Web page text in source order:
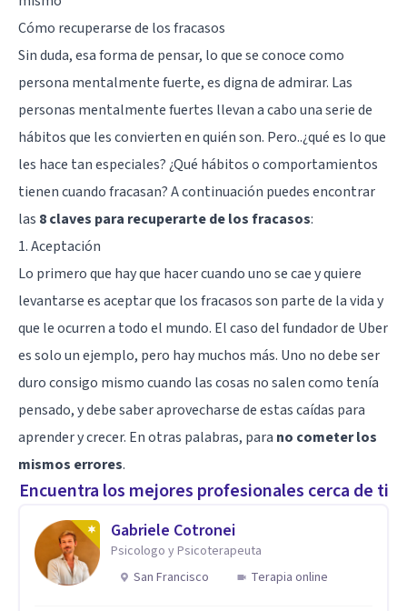
Cómo recuperarse de los fracasos
Sin duda, esa forma de pensar, lo que se conoce como
persona mentalmente fuerte, es digna de admirar. Las
personas mentalmente fuertes llevan a cabo una serie de
hábitos que les convierten en quién son. Pero..¿qué es lo que
les hace tan especiales? ¿Qué hábitos o comportamientos
tienen cuando fracasan? A continuación puedes encontrar
las 8 claves para recuperarte de los fracasos:
1. Aceptación
Lo primero que hay que hacer cuando uno se cae y quiere
levantarse es aceptar que los fracasos son parte de la vida y
que le ocurren a todo el mundo. El caso del fundador de Uber
es solo un ejemplo, pero hay muchos más. Uno no debe ser
duro consigo mismo cuando las cosas no salen como tenía
pensado, y debe saber aprovecharse de estas caídas para
aprender y crecer. En otras palabras, para no cometer los
mismos errores.
Encuentra los mejores profesionales cerca de ti
Gabriele Cotronei
Psicologo y Psicoterapeuta
San Francisco
Terapia online